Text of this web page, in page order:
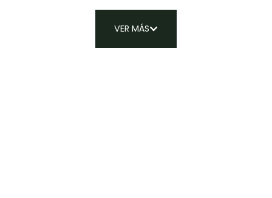
VER MÁS